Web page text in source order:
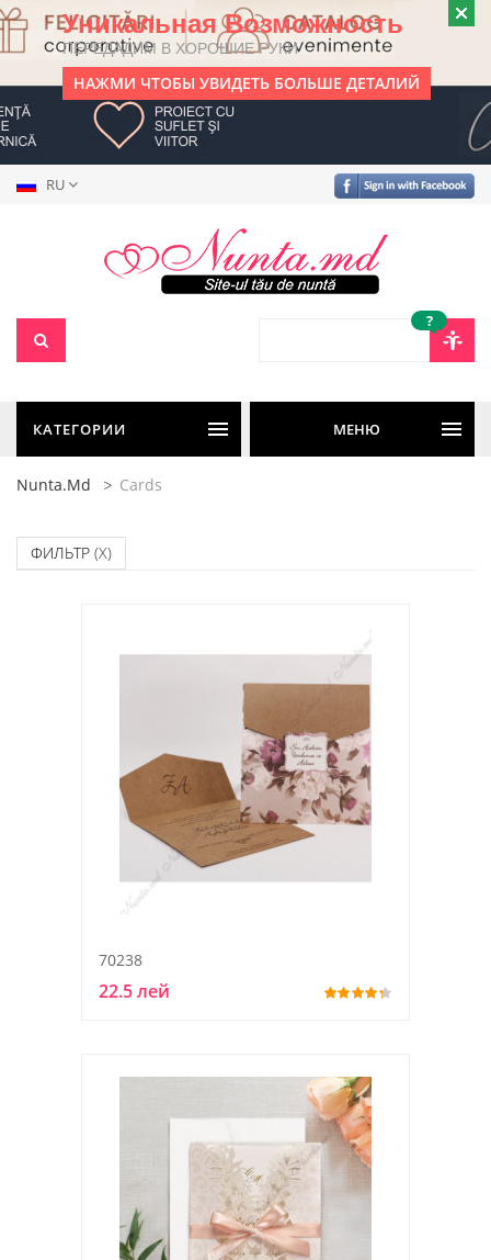
Уникальная Возможность
ПЕРЕДАДИМ В ХОРОШИЕ РУКИ
НАЖМИ ЧТОБЫ УВИДЕТЬ БОЛЬШЕ ДЕТАЛИЙ
RU
?
КАТЕГОРИИ МЕНЮ
Nunta.md Cards
ФИЛЬТР (X)
70238
22.5 лей